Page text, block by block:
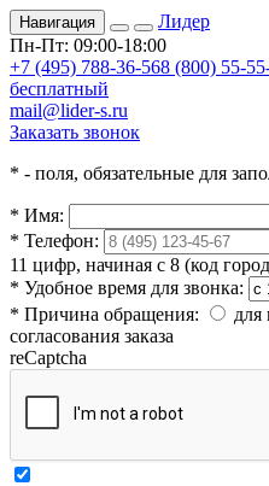
Навигация
Лидер
Пн-Пт: 09:00-18:00
+7 (495) 788-36-568 (800) 55-
бесплатный
mail@lider-s.ru
Заказать звонок
* - поля, обязательные для
* Имя:
* Телефон:
11 цифр, начиная с 8 (код
* Удобное время для звонка:
* Причина обращения: для
согласования заказа
reCaptcha